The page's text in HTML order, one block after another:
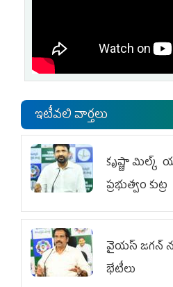
ఇటీవలి వార్తలు
కృష్ణా మిల్క్‌
ప్రభుత్వం కుట్ర
వైయ‌స్ జగన్‌
భేటీలు